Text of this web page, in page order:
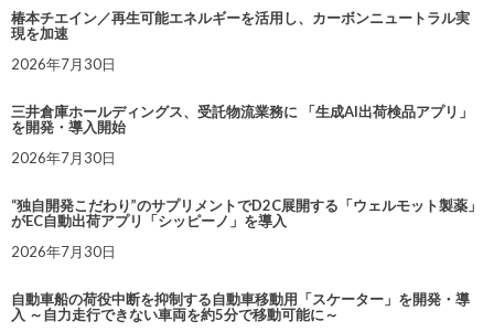
椿本チエイン／再生可能エネルギーを活用し、カーボンニュートラル実
現を加速
2026年7月30日
三井倉庫ホールディングス、受託物流業務に 「生成AI出荷検品アプリ」
を開発・導入開始
2026年7月30日
“独自開発こだわり”のサプリメントでD2C展開する「ウェルモット製薬」
がEC自動出荷アプリ「シッピーノ」を導入
2026年7月30日
自動車船の荷役中断を抑制する自動車移動用「スケーター」を開発・導
入 ～自力走行できない車両を約5分で移動可能に～